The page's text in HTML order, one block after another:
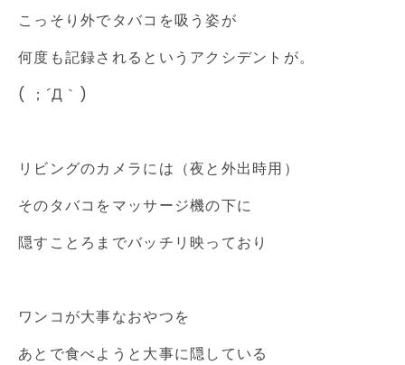
こっそり外でタバコを吸う姿が
何度も記録されるというアクシデントが。
( ；´Д｀)
リビングのカメラには（夜と外出時用）
そのタバコをマッサージ機の下に
隠すことろまでバッチリ映っており
ワンコが大事なおやつを
あとで食べようと大事に隠している